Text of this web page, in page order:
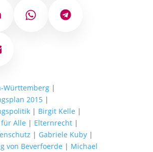
WhatsAppTelegram
Württemberg|
2015|
| Birgit Kelle |
Alle | Elternrecht|
| Gabriele Kuby|
von Beverfoerde | Michael